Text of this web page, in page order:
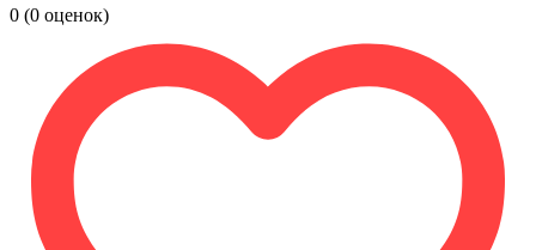
0 (0 оценок)